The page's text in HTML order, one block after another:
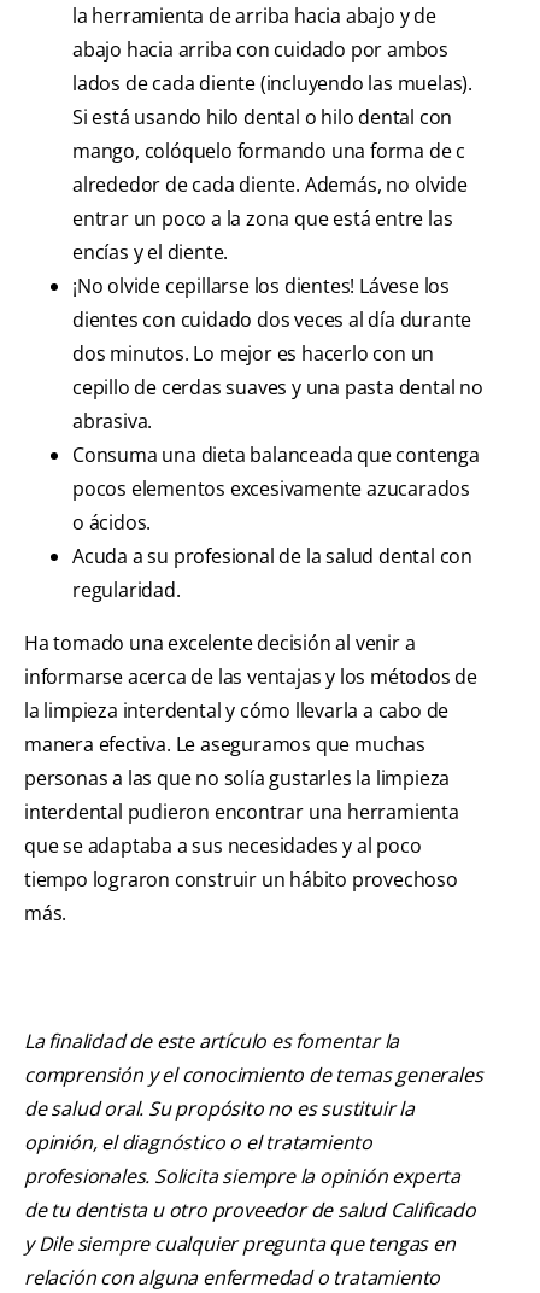
la herramienta de arriba hacia abajo y de
abajo hacia arriba con cuidado por ambos
lados de cada diente (incluyendo las muelas).
Si está usando hilo dental o hilo dental con
mango, colóquelo formando una forma de c
alrededor de cada diente. Además, no olvide
entrar un poco a la zona que está entre las
encías y el diente.
¡No olvide cepillarse los dientes! Lávese los
dientes con cuidado dos veces al día durante
dos minutos. Lo mejor es hacerlo con un
cepillo de cerdas suaves y una pasta dental no
abrasiva.
Consuma una dieta balanceada que contenga
pocos elementos excesivamente azucarados
o ácidos.
Acuda a su profesional de la salud dental con
regularidad.
Ha tomado una excelente decisión al venir a
informarse acerca de las ventajas y los métodos de
la limpieza interdental y cómo llevarla a cabo de
manera efectiva. Le aseguramos que muchas
personas a las que no solía gustarles la limpieza
interdental pudieron encontrar una herramienta
que se adaptaba a sus necesidades y al poco
tiempo lograron construir un hábito provechoso
más.
La finalidad de este artículo es fomentar la
comprensión y el conocimiento de temas generales
de salud oral. Su propósito no es sustituir la
opinión, el diagnóstico o el tratamiento
profesionales. Solicita siempre la opinión experta
de tu dentista u otro proveedor de salud Calificado
y Dile siempre cualquier pregunta que tengas en
relación con alguna enfermedad o tratamiento